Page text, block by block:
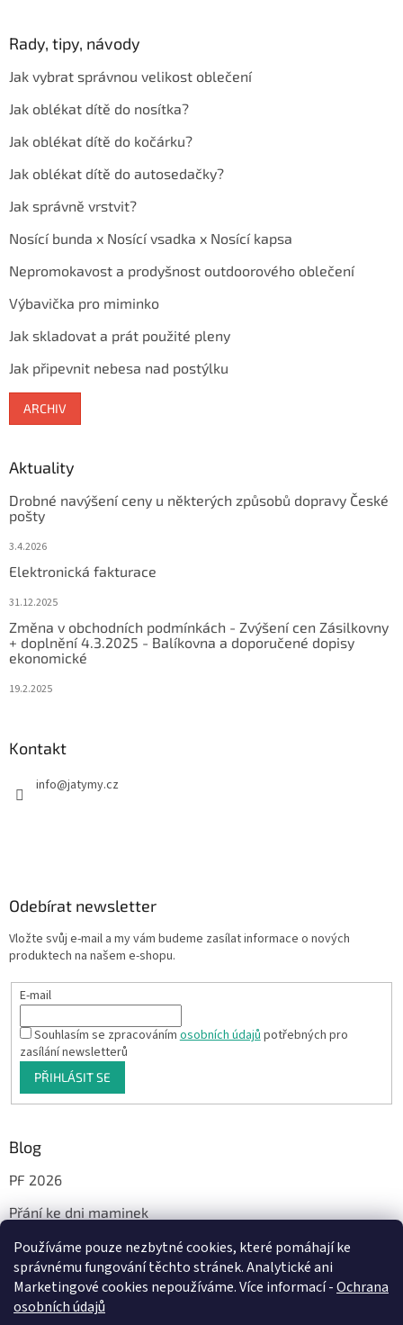
Používáme pouze nezbytné cookies, které pomáhají ke
správnému fungování těchto stránek. Analytické ani
Marketingové cookies nepoužíváme. Více informací -Ochrana
osobních údajů
Rady, tipy, návody
Jak vybrat správnou velikost oblečení
Jak oblékat dítě do nosítka?
Jak oblékat dítě do kočárku?
Jak oblékat dítě do autosedačky?
Jak správně vrstvit?
Nosící bunda x Nosící vsadka x Nosící kapsa
Nepromokavost a prodyšnost outdoorového oblečení
Výbavička pro miminko
Jak skladovat a prát použité pleny
Jak připevnit nebesa nad postýlku
ARCHIV
Aktuality
Drobné navýšení ceny u některých způsobů dopravy České
pošty
3.4.2026
Elektronická fakturace
31.12.2025
Změna v obchodních podmínkách - Zvýšení cen Zásilkovny
+ doplnění 4.3.2025 - Balíkovna a doporučené dopisy
ekonomické
19.2.2025
Kontakt
info@jatymy.cz
Odebírat newsletter
Vložte svůj e-mail a my vám budeme zasílat informace o nových
produktech na našem e-shopu.
E-mail
Souhlasím se zpracovánímosobních údajůpotřebných pro
zasílání newsletterů
PŘIHLÁSIT SE
Blog
PF 2026
Přání ke dni maminek
Facebook